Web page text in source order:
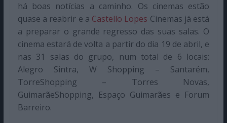
há boas notícias a caminho. Os cinemas estão
quase a reabrir e a Castello Lopes Cinemas já está
a preparar o grande regresso das suas salas. O
cinema estará de volta a partir do dia 19 de abril, e
nas 31 salas do grupo, num total de 6 locais:
Alegro Sintra, W Shopping – Santarém,
TorreShopping – Torres Novas,
GuimarãeShopping, Espaço Guimarães e Forum
Barreiro.